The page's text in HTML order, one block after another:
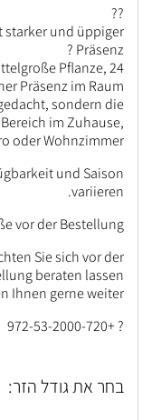
??
starker und üppiger
Präsenz ?
Pflanze,
Präsenz im Raum.
sondern die
im Zuhause,
oder Wohnzimmer.
und Saison
variieren.
vor der Bestellung.
Sie sich vor der
beraten lassen?
Ihnen gerne weiter.
? +972-53-2000-720 | ? WhatsApp: +972-53-2000-730
בחר את גודל הזר: